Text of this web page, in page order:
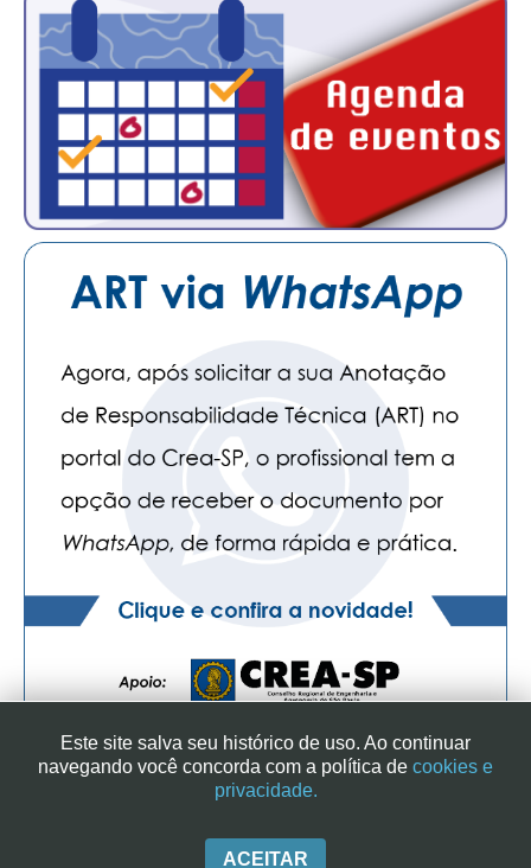
SINDICATO DOS ENGENHEIROS NO ESTADO DE SÃO PAULO
|+ 55 (11) 3113-2600
Este site salva seu histórico de uso. Ao continuar
navegando você concorda com a política de cookies e
privacidade.
ACEITAR